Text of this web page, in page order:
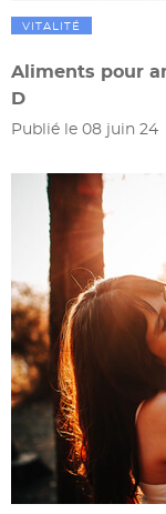
VITALITÉ
Aliments pour
D
Publié le 08 juin 24